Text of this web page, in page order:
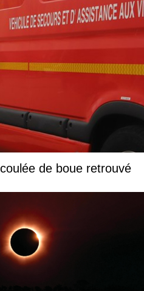
de boue retrouvé